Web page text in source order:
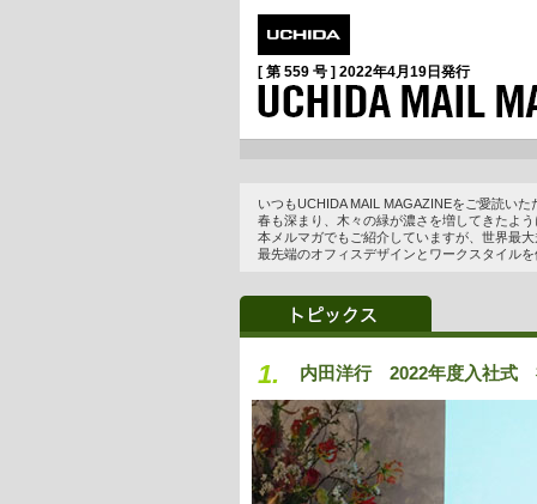
[ 第 559 号 ] 2022年4月19日 発行
いつもUCHIDA MAIL MAGAZINEをご愛読い
春も深まり、木々の緑が濃さを増してきたよ
本メルマガでもご紹介していますが、世界最
最先端のオフィスデザインとワークスタイル
1. 内田洋行 2022年度入社式